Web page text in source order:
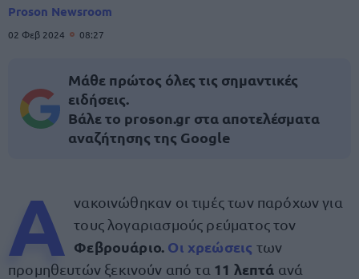
Proson Newsroom
02 Φεβ 2024 08:27
Μάθε πρώτος όλες τις σημαντικές
ειδήσεις.
Βάλε το proson.gr στα αποτελέσματα
αναζήτησης της Google
Α νακοινώθηκαν οι τιμές των παρόχων για
τους λογαριασμούς ρεύματος τον
Φεβρουάριο. Οι χρεώσεις των
προμηθευτών ξεκινούν από τα 11 λεπτά ανά